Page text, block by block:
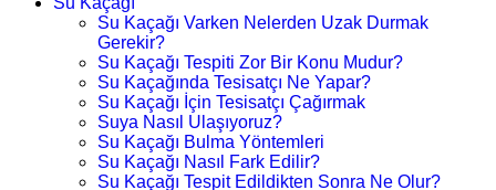
Su Kaçağı Varken Nelerden Uzak Durmak
Gerekir?
Su Kaçağı Tespiti Zor Bir Konu Mudur?
Su Kaçağında Tesisatçı Ne Yapar?
Su Kaçağı İçin Tesisatçı Çağırmak
Suya Nasıl Ulaşıyoruz?
Su Kaçağı Bulma Yöntemleri
Su Kaçağı Nasıl Fark Edilir?
Su Kaçağı Tespit Edildikten Sonra Ne Olur?